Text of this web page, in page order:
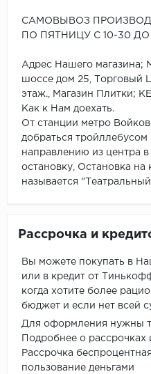
САМОВЫВОЗ
ПО ПЯТНИЦУ С 10-30
Адрес Нашего магазина;
шоссе дом 25, Торговый
этаж., Магазин Плитки;
Как к Нам доехать.
От станции метро
добраться
направлению из центра
остановку, Остановка на
называется
Рассрочка и
Вы можете покупать в
или в кредит от
когда хотите более
бюджет и если нет всей
Для оформления нужны
Подробнее о
Рассрочка
пользование деньгами